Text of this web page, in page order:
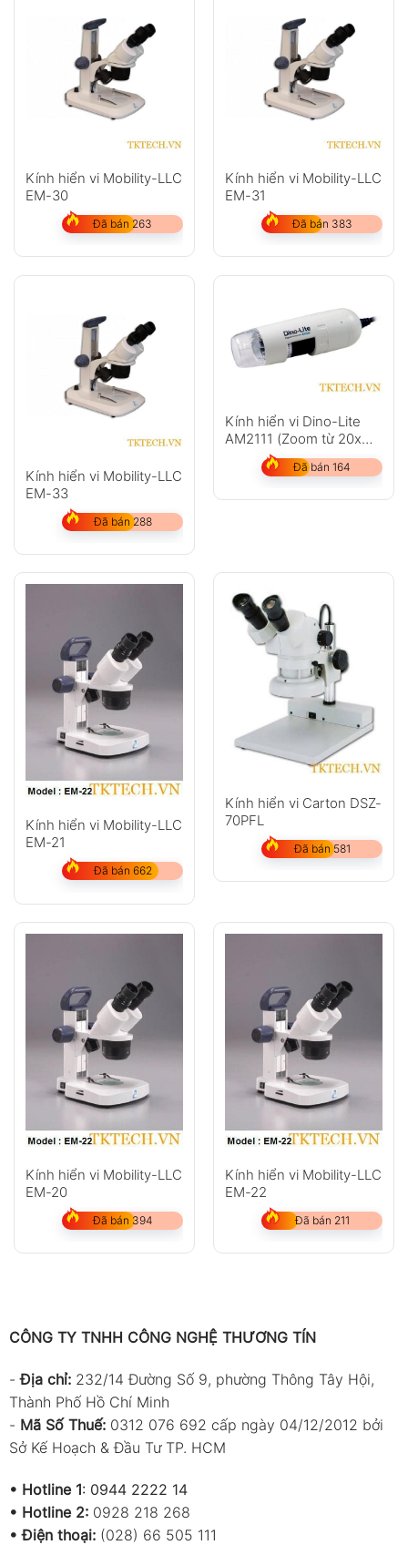
Kính hiển vi Mobility-LLC
EM-30
Đã bán 263
Kính hiển vi Mobility-LLC
EM-31
Đã bán 383
Kính hiển vi Mobility-LLC
EM-33
Đã bán 288
Kính hiển vi Dino-Lite
AM2111 (Zoom từ 20x
đến 200x)
Đã bán 164
Kính hiển vi Mobility-LLC
EM-21
Đã bán 662
Kính hiển vi Carton DSZ-
70PFL
Đã bán 581
Kính hiển vi Mobility-LLC
EM-20
Đã bán 394
Kính hiển vi Mobility-LLC
EM-22
Đã bán 211
CÔNG TY TNHH CÔNG NGHỆ THƯƠNG TÍN
-Địa chỉ: 232/14 Đường Số 9, phường Thông Tây Hội,
Thành Phố Hồ Chí Minh
- Mã Số Thuế: 0312 076 692 cấp ngày 04/12/2012 bởi
Sở Kế Hoạch & Đầu Tư TP. HCM
• Hotline 1: 0944 2222 14
• Hotline 2: 0928 218 268
• Điện thoại: (028) 66 505 111